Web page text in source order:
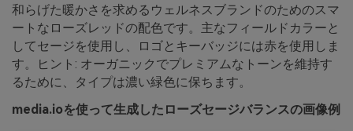
和らげた暖かさを求めるウェルネスブランドのためのスマ
ートなローズレッドの配色です。主なフィールドカラーと
してセージを使用し、ロゴとキーバッジには赤を使用しま
す。ヒント: オーガニックでプレミアムなトーンを維持す
るために、タイプは濃い緑色に保ちます。
media.ioを使って生成したローズセージバランスの画像例